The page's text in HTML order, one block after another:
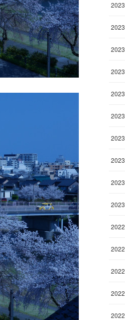
2023
2023
2023
2023
2023
2023
2023
2023
2023
2023
2022
2022
2022
2022
2022